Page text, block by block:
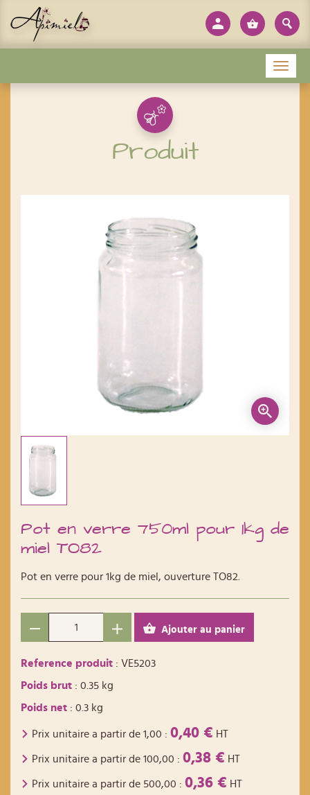
Produit
Pot en verre 750ml pour 1kg de
miel TO82
Pot en verre pour 1kg de miel, ouverture TO82.
Ajouter au panier
Reference produit : VE5203
Poids brut : 0.35 kg
Poids net : 0.3 kg
Prix unitaire a partir de 1,00 : 0,40 € HT
Prix unitaire a partir de 100,00 : 0,38 € HT
Prix unitaire a partir de 500,00 : 0,36 € HT
Menu
Panneau de gestion des cookies